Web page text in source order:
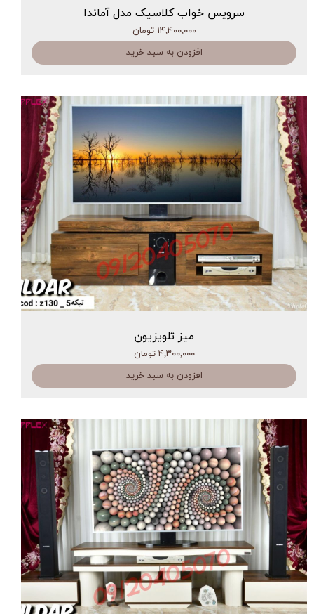
سرویس خواب کلاسیک مدل آماندا
۱۴,۴۰۰,۰۰۰ تومان
افزودن به سبد خرید
میز تلویزیون
۴,۳۰۰,۰۰۰ تومان
افزودن به سبد خرید